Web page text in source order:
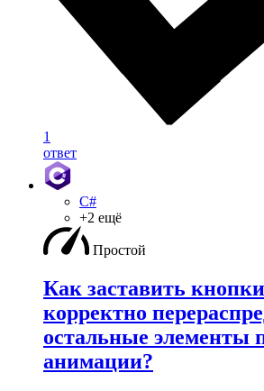
1
ответ
C#
+2 ещё
Простой
Как заставить
корректно
остальные элементы
анимации?